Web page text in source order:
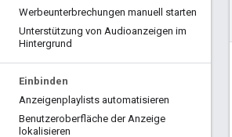
Werbeunterbrechungen manuell starten
Unterstützung von Audioanzeigen im
Hintergrund
Einbinden
Anzeigenplaylists automatisieren
Benutzeroberfläche der Anzeige
lokalisieren